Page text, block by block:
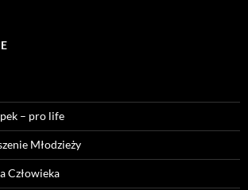
– pro life
Młodzieży
Człowieka